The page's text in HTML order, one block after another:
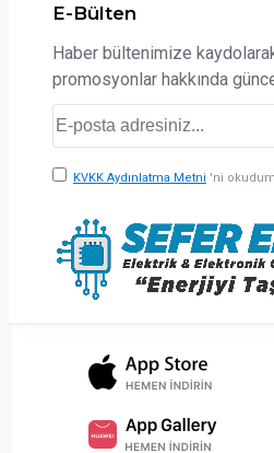
E-Bülten
Haber bültenimize
promosyonlar hakkında
KVKK Aydınlatma Metni 'ni